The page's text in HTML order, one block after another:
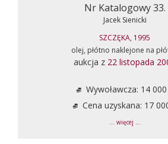
Nr Katalogowy 33.
Jacek Sienicki
SZCZĘKA, 1995
olej, płótno naklejone na
aukcja z 22 listopada
Wywoławcza: 14 000
Cena uzyskana: 17
... więcej ...